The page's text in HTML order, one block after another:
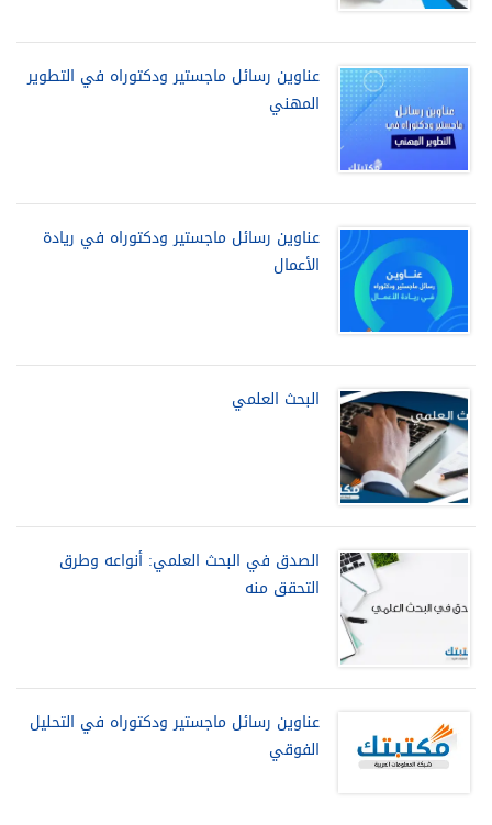
عناوين رسائل ماجستير ودكتوراه في التطوير
المهني
عناوين رسائل ماجستير ودكتوراه في ريادة
الأعمال
البحث العلمي
الصدق في البحث العلمي: أنواعه وطرق
التحقق منه
عناوين رسائل ماجستير ودكتوراه في التحليل
الفوقي